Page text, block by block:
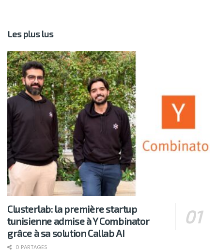
Les plus lus
Clusterlab: la première startup
tunisienne admise à Y Combinator
grâce à sa solution Callab AI
0 PARTAGES